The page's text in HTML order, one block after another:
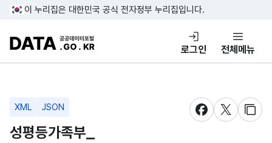
콘텐츠 바로가기
푸터 바로가기
이 누리집은 대한민국 공식 전자정부 누리집입니다.
DATA.GO.KR 공공데이터포털
로그인 전체메뉴
XML JSON
새창 열림새창 열림
새창
성평등가족부_